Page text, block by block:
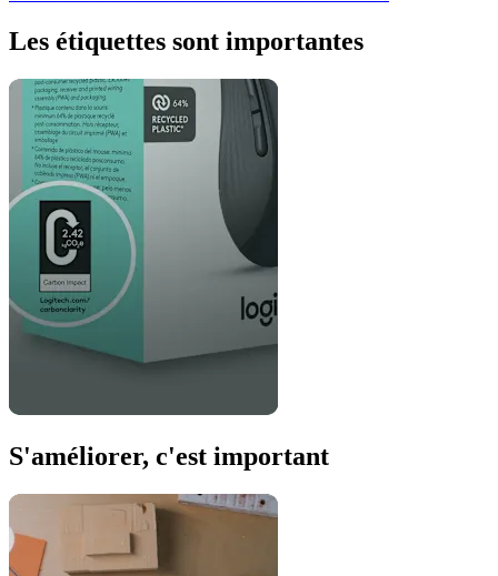
Les étiquettes sont importantes
S'améliorer, c'est important